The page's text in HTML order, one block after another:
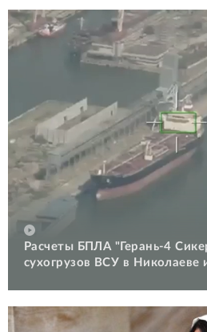
Расчеты БПЛА "Герань-4
сухогрузов ВСУ в